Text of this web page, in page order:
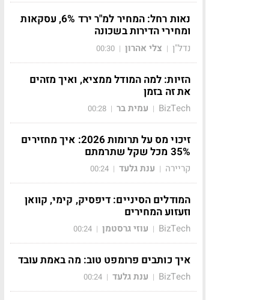
נאות רחל: המחיר למ"ר ירד 6%, עסקאות
ומחירי הדירות בשכונה
נדל"ן | צלי אהרון |
00:30
הזיות: למה המודל ממציא, ואיך מזהים
את זה בזמן
BizTech
| עמית בר |
00:28
זיכוי מס על תרומות 2026: איך מחזירים
35% מכל שקל שתרמתם
קריירה | ענת גלעד |
00:24
המודלים הסיניים: דיפסיק, קימי, קוואן
וזעזוע המחירים
BizTech
| עוזי גרסטמן |
00:24
איך כותבים פרומפט טוב: מה באמת עובד
BizTech
| ענת גלעד |
00:24